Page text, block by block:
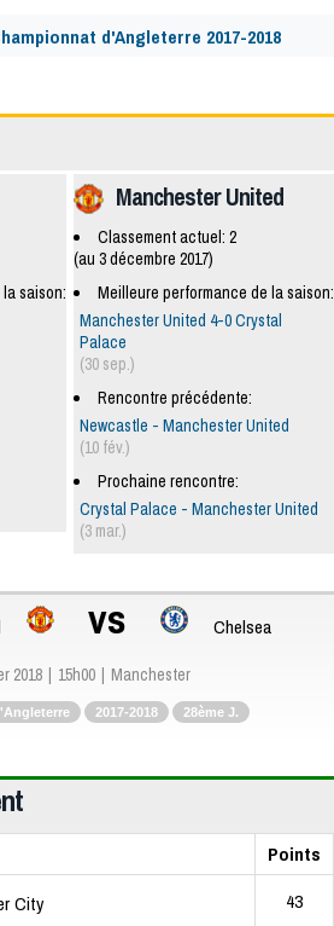
d'Angleterre 2017-2018
Manchester United
Classement actuel: 2
(au 3 décembre 2017)
Meilleure performance de la saison:
Manchester United 4-0 Crystal
Palace
(30 sep.)
Rencontre précédente:
Newcastle - Manchester United
(10 fév.)
Prochaine rencontre:
Crystal Palace - Manchester United
(3 mar.)
saison:
vs Chelsea
2018 15h00 Manchester
2017-2018 28ème J.
Points
City 43